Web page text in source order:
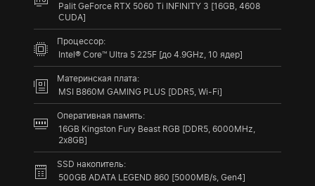
Palit GeForce RTX 5060 Ti INFINITY 3 [16GB, 4608
CUDA]
Процессор:
Intel® Core™ Ultra 5 225F [до 4.9GHz, 10 ядер]
Материнская плата:
MSI B860M GAMING PLUS [DDR5, Wi-Fi]
Оперативная память:
16GB Kingston Fury Beast RGB [DDR5, 6000MHz,
2x8GB]
SSD накопитель:
500GB ADATA LEGEND 860 [5000MB/s, Gen4]